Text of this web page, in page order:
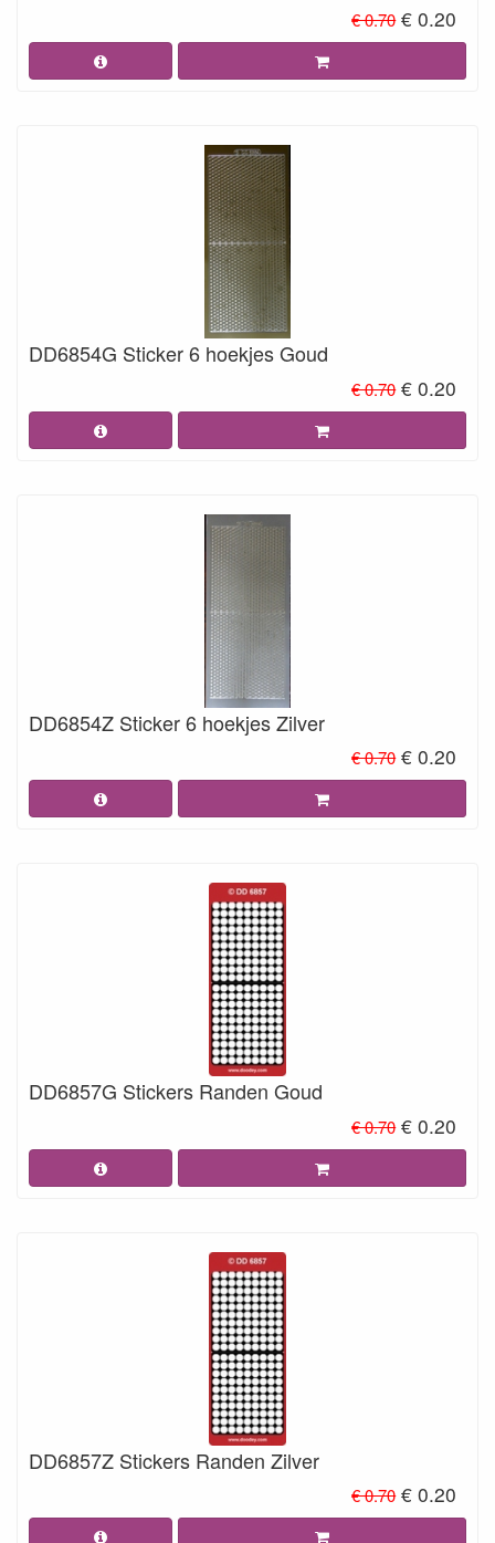
€ 0.70 € 0.20
DD6854G Sticker 6 hoekjes Goud
€ 0.70 € 0.20
DD6854Z Sticker 6 hoekjes Zilver
€ 0.70 € 0.20
DD6857G Stickers Randen Goud
€ 0.70 € 0.20
DD6857Z Stickers Randen Zilver
€ 0.70 € 0.20